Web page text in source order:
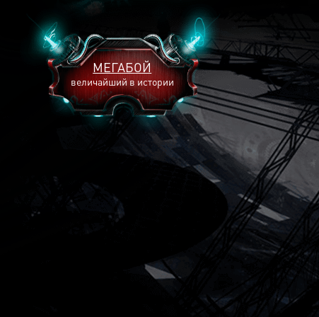
МЕГАБОЙ
величайший в истории
2240